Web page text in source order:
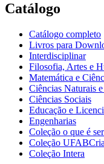
Catálogo
Catálogo completo
Livros para
Interdisciplinar
Filosofia, Artes e
Matemática e
Ciências Naturais
Ciências Sociais
Educação e
Engenharias
Coleção o que é
Coleção
Coleção Intera